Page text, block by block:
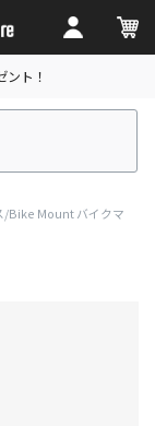
ト！
/Bike Mount バイクマ